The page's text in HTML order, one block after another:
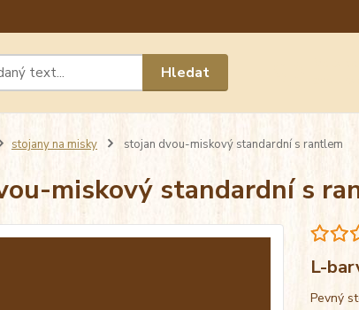
Hledat
stojany na misky stojan dvou-miskový standardní s rantlem
miskový standardní s
L-
Pevný